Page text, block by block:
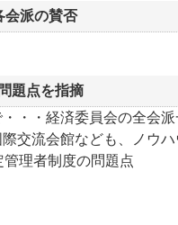
会派の賛否
題点を指摘
・経済委員会の全会派
流会館なども、ノウハ
理者制度の問題点